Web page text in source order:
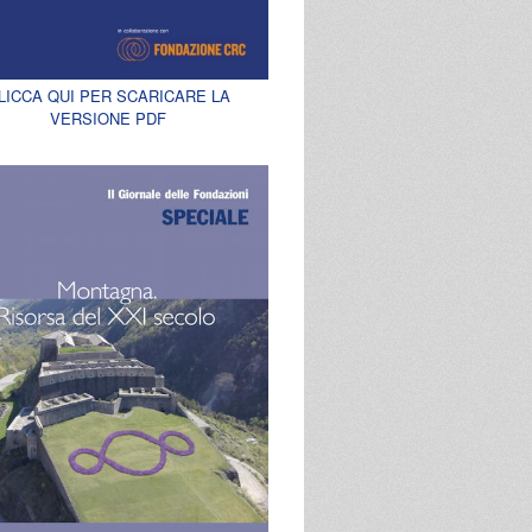
QUI PER SCARICARE LA
VERSIONE PDF